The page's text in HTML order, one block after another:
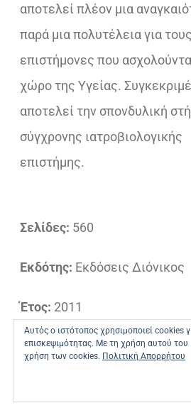
αποτελεί πλέον μια
παρά μια πολυτέλεια για τους
επιστήμονες που
χώρο της Υγείας.
αποτελεί την σπονδυλική
σύγχρονης ιατροβιολογικής
επιστήμης.
Σελίδες: 560
Εκδότης: Εκδόσεις Διόνικος
Έτος: 2011
ISBN:978-960-6619-64-9
Αυτός ο ιστότοπος χρησιμοποιεί cookies
επισκεψιμότητας. Με τη χρήση αυτού του
χρήση των cookies. Πολιτική Απορρήτου